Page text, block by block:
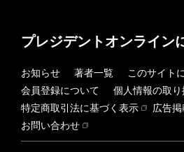
プレジデントオンライン
お知らせ 著者一覧
このサイト
会員登録について
個人情報の取り
特定商取引法に基づく表示
広告掲
お問い合わせ